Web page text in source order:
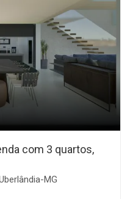
com 3 quartos,
MG